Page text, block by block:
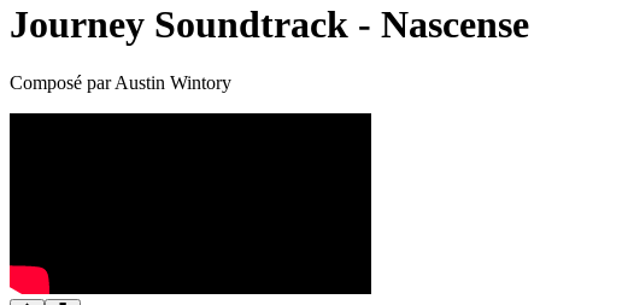
Journey Soundtrack - Nascense
Composé par Austin Wintory